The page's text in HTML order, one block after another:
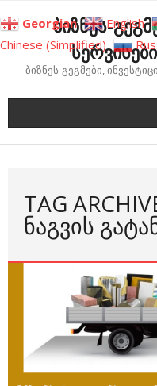
to
content
ბიზნეს-
ბიზნეს-გეგმები,
TAG
ᲜᲐᲒᲕᲘᲡ
Georgian English
Chinese (Simplified)